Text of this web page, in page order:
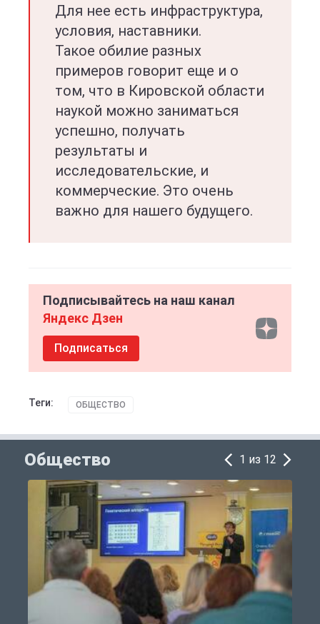
Для нее есть инфраструктура,
условия, наставники.
Такое обилие разных
примеров говорит еще и о
том, что в Кировской области
наукой можно заниматься
успешно, получать
результаты и
исследовательские, и
коммерческие. Это очень
важно для нашего будущего.
Подписывайтесь на наш канал
Яндекс Дзен
Подписаться
Теги: ОБЩЕСТВО
Общество 1 из 12